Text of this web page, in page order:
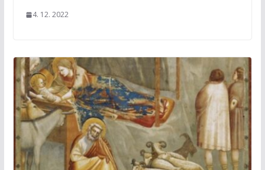
4. 12. 2022